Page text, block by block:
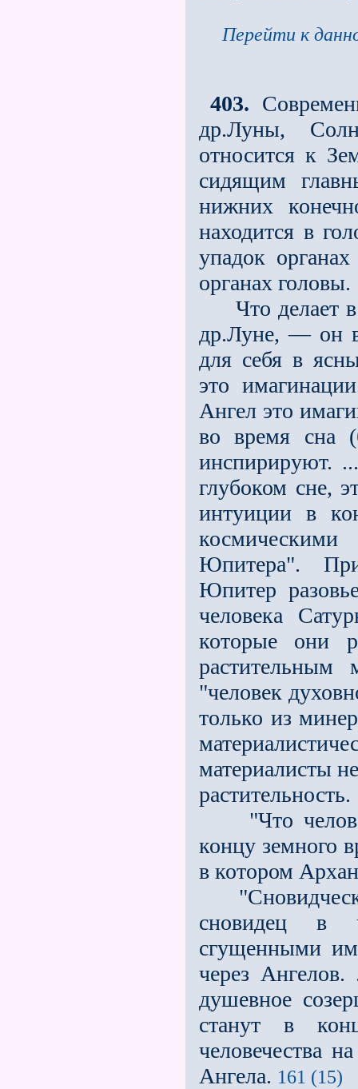
Перейти к
403.
др.Луны,
относится к
сидящим
нижних
находится в
упадок
органах головы.
Что делает в
др.Луне, — он
для себя в
это
Ангел это
во время сна
инспирируют.
глубоком сне,
интуиции в
Юпитера". При
Юпитер
человека
которые они
"человек
только из
материалисты
растительность.
"Что
концу земного
в котором
сновидец в
сгущенными
через Ангелов.
душевное
станут в
человечества
Ангела. 161 (15)